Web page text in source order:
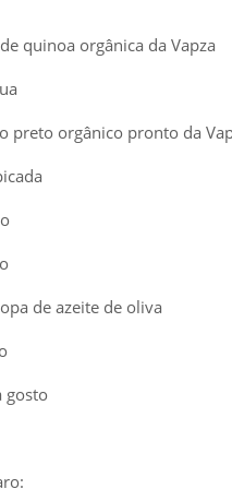
quinoa orgânica da Vapza
preto orgânico pronto da
de azeite de oliva
gosto